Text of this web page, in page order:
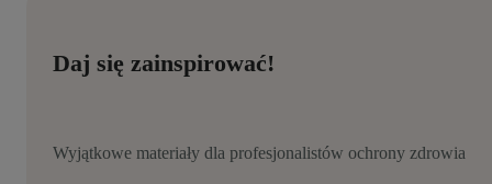
Daj się zainspirować!
Wyjątkowe materiały dla profesjonalistów ochrony zdrowia